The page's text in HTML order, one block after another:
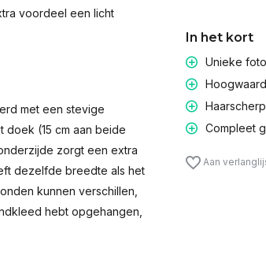
voordeel een licht
met een stevige
(15 cm aan beide
zorgt een extra
dezelfde breedte als het
kunnen verschillen,
hebt opgehangen,
In het kort
Unieke
Compleet
Aan